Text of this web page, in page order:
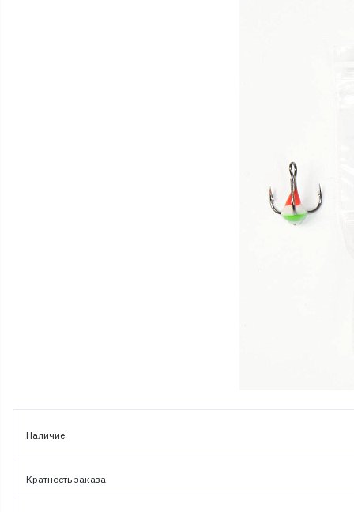
Наличие
Кратность заказа